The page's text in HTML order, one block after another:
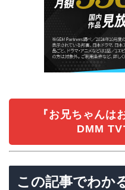
『お兄ちゃんは
DMM TV
この記事でわか